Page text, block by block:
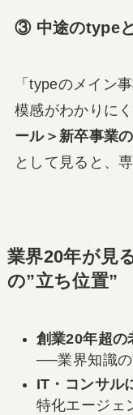
③ 中途のtype
「typeのメイン
模感がわかりに
ール＞新卒事業
として見ると、
業界20年が見
の”立ち位置”
創業20年超の
──業界知識
IT・コンサル
特化エージェ